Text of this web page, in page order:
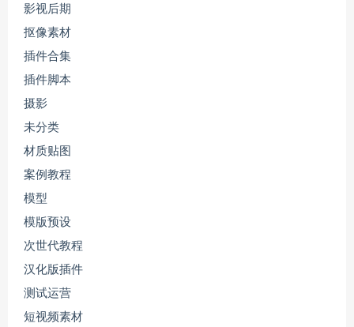
影视后期
抠像素材
插件合集
插件脚本
摄影
未分类
材质贴图
案例教程
模型
模版预设
次世代教程
汉化版插件
测试运营
短视频素材